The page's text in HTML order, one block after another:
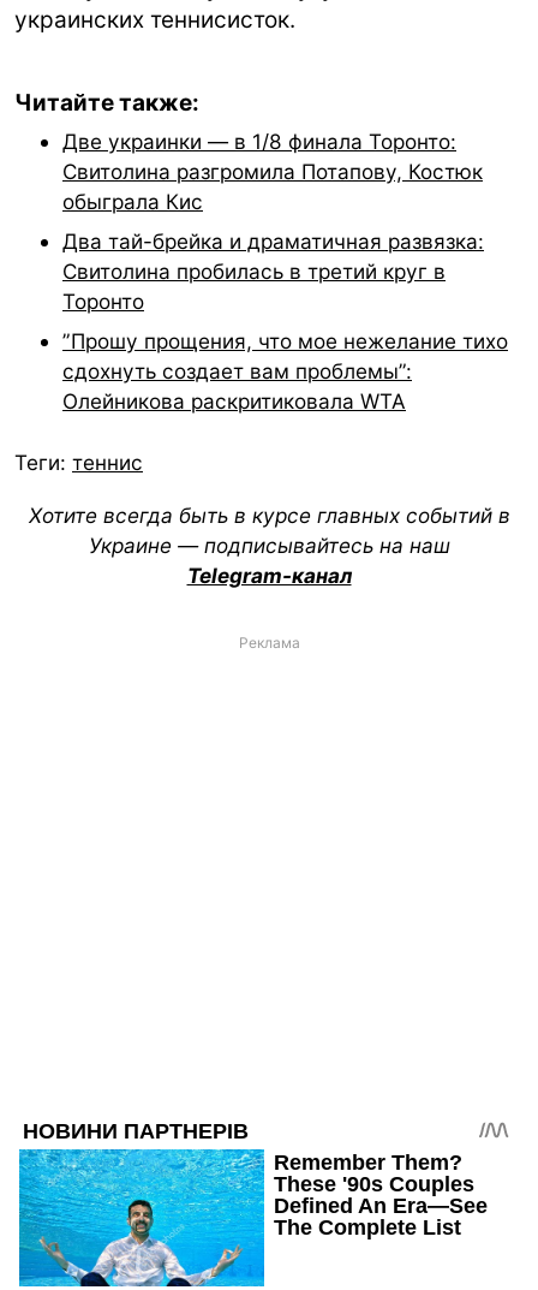
украинских теннисисток.
Читайте также:
Две украинки — в 1/8 финала Торонто:
Свитолина разгромила Потапову, Костюк
обыграла Кис
Два тай-брейка и драматичная развязка:
Свитолина пробилась в третий круг в
Торонто
”Прошу прощения, что мое нежелание тихо
сдохнуть создает вам проблемы”:
Олейникова раскритиковала WTA
Теги: теннис
Хотите всегда быть в курсе главных событий в
Украине — подписывайтесь на наш
Telegram-канал
Реклама